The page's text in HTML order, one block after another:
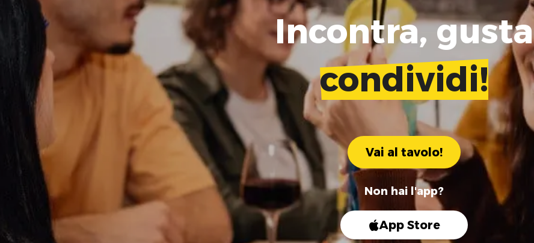
Incontra, gusta
condividi!
Vai al tavolo!
Non hai l'app?
App Store